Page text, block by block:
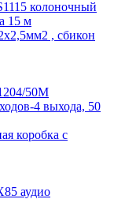
, сбикон
коробка с